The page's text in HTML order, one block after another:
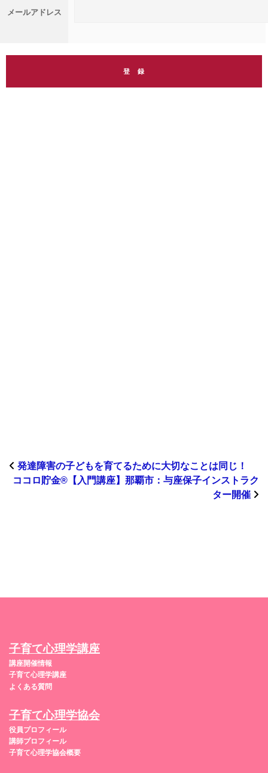
メールアドレス
発達障害の子どもを育てるために大切なことは同じ！
ココロ貯金®︎【入門講座】那覇市：与座保子インストラク
ター開催
子育て心理学講座
講座開催情報
子育て心理学講座
よくある質問
子育て心理学協会
役員プロフィール
講師プロフィール
子育て心理学協会概要